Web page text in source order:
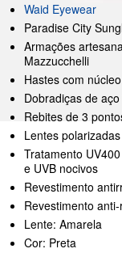
Waid Eyewear
Paradise City
Armações
Mazzucchelli
Hastes com
Dobradiças de
Rebites de 3
Lentes
Tratamento
e UVB nocivos
Revestimento
Revestimento
Lente: Amarela
Cor: Preta